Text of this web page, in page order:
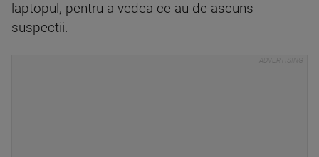
laptopul, pentru a vedea ce au de ascuns
suspectii.